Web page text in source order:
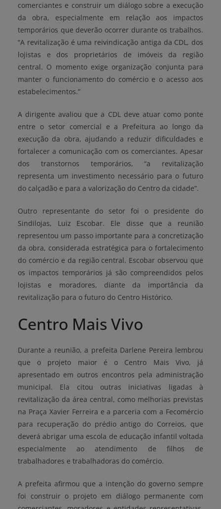
comerciantes e construir um diálogo sobre a execução
da obra, especialmente em relação aos impactos
temporários que deverão ocorrer durante os trabalhos.
“A revitalização é uma reivindicação antiga da CDL, dos
lojistas e dos proprietários de imóveis da região
central. O momento exige organização conjunta para
manter o funcionamento do comércio e o acesso aos
estabelecimentos.”
A dirigente avaliou que a CDL deve atuar como ponte
entre o setor comercial e a Prefeitura ao longo da
execução da obra, ajudando a reduzir dificuldades e
fortalecer a comunicação com os comerciantes. Apesar
dos transtornos temporários, “a revitalização
representa um investimento necessário para o futuro
do calçadão e para a valorização do Centro da cidade”.
Outro representante do setor foi o presidente do
Sindilojas, Luiz Escobar. Ele disse que a reunião
representou um passo importante para a concretização
da obra, considerada estratégica para o fortalecimento
do comércio e da região central. Escobar observou que
os impactos temporários já são compreendidos pelos
lojistas e moradores, diante da importância da
revitalização para o futuro do Centro Histórico.
Centro Mais Vivo
Durante a reunião, a prefeita Darlene Pereira lembrou
que o projeto maior é o Centro Mais Vivo, já
apresentado em outros encontros pela administração
municipal. Ela citou outras iniciativas ligadas à
revitalização da área central, como melhorias previstas
na Praça Xavier Ferreira e a parceria com a Fecomércio
para recuperação do prédio antigo do Correios, que
deverá abrigar uma escola de educação infantil voltada
especialmente ao atendimento de filhos de
trabalhadores e trabalhadoras do comércio.
A prefeita afirmou que a intenção do governo sempre
foi construir o projeto em diálogo permanente com